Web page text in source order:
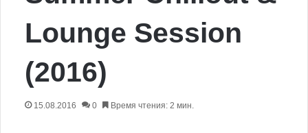
Lounge Session
(2016)
15.08.2016 0 Время чтения: 2 мин.